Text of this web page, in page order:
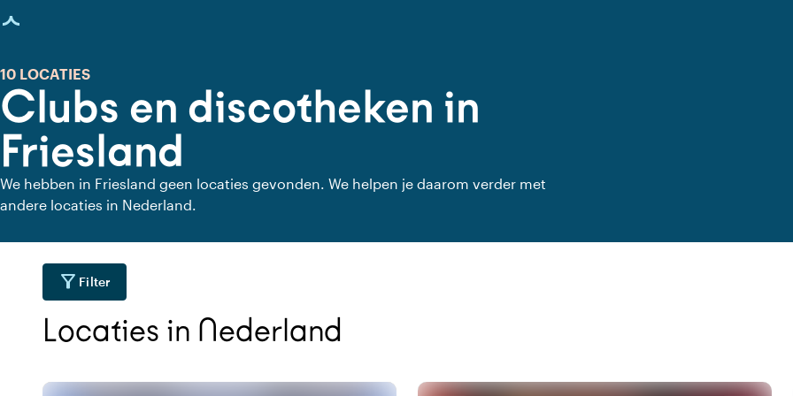
geladen
Clubs en discotheken in
Friesland
10 LOCATIES
We hebben in Friesland geen locaties gevonden. We helpen je daarom verder met
andere locaties in Nederland.
filter_alt Filter
Locaties in Nederland